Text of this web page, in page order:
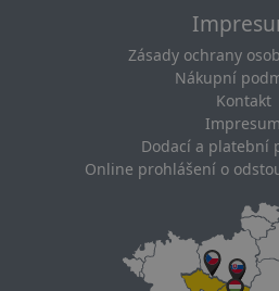
Zásady ochrany
Nákupní
Kontakt
Impresum
Dodací a platební
Online prohlášení o